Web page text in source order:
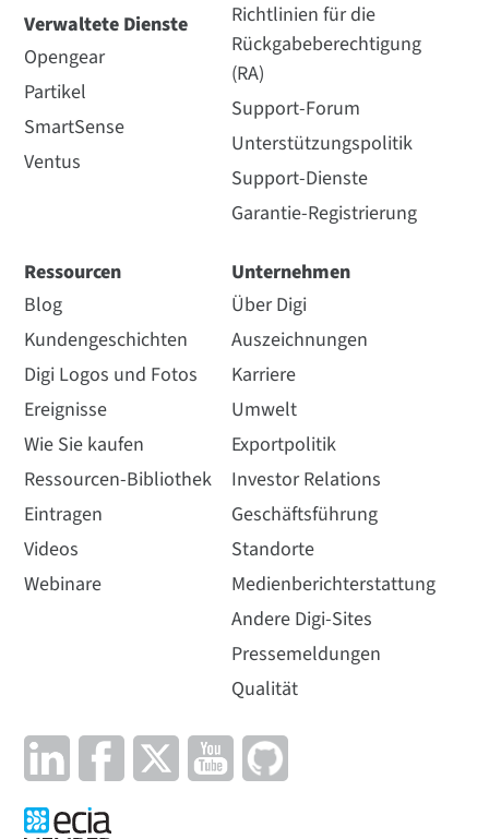
Verwaltete Dienste
Opengear
Partikel
SmartSense
Ventus
Richtlinien für die
Rückgabeberechtigung
(RA)
Support-Forum
Unterstützungspolitik
Support-Dienste
Garantie-Registrierung
Ressourcen
Blog
Kundengeschichten
Digi Logos und Fotos
Ereignisse
Wie Sie kaufen
Ressourcen-Bibliothek
Eintragen
Videos
Webinare
Unternehmen
Über Digi
Auszeichnungen
Karriere
Umwelt
Exportpolitik
Investor Relations
Geschäftsführung
Standorte
Medienberichterstattung
Andere Digi-Sites
Pressemeldungen
Qualität